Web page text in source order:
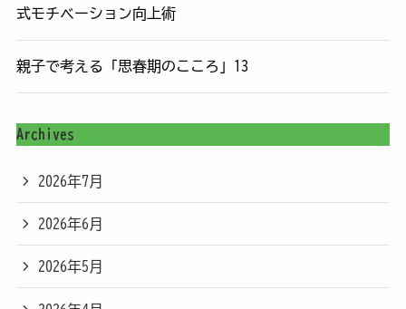
式モチベーション向上術
親子で考える「思春期のこころ」13
Archives
2026年7月
2026年6月
2026年5月